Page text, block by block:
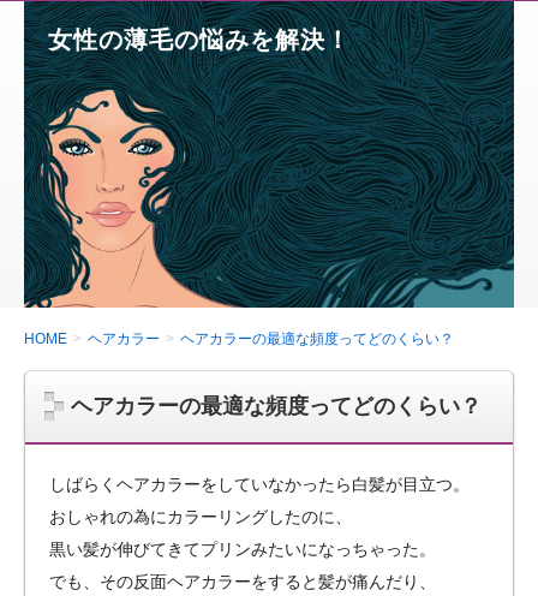
女性の薄毛の悩みを解決！
HOME ヘアカラー ヘアカラーの最適な頻度ってどのくらい？
ヘアカラーの最適な頻度ってどのくらい？
しばらくヘアカラーをしていなかったら白髪が目立つ。
おしゃれの為にカラーリングしたのに、
黒い髪が伸びてきてプリンみたいになっちゃった。
でも、その反面ヘアカラーをすると髪が痛んだり、